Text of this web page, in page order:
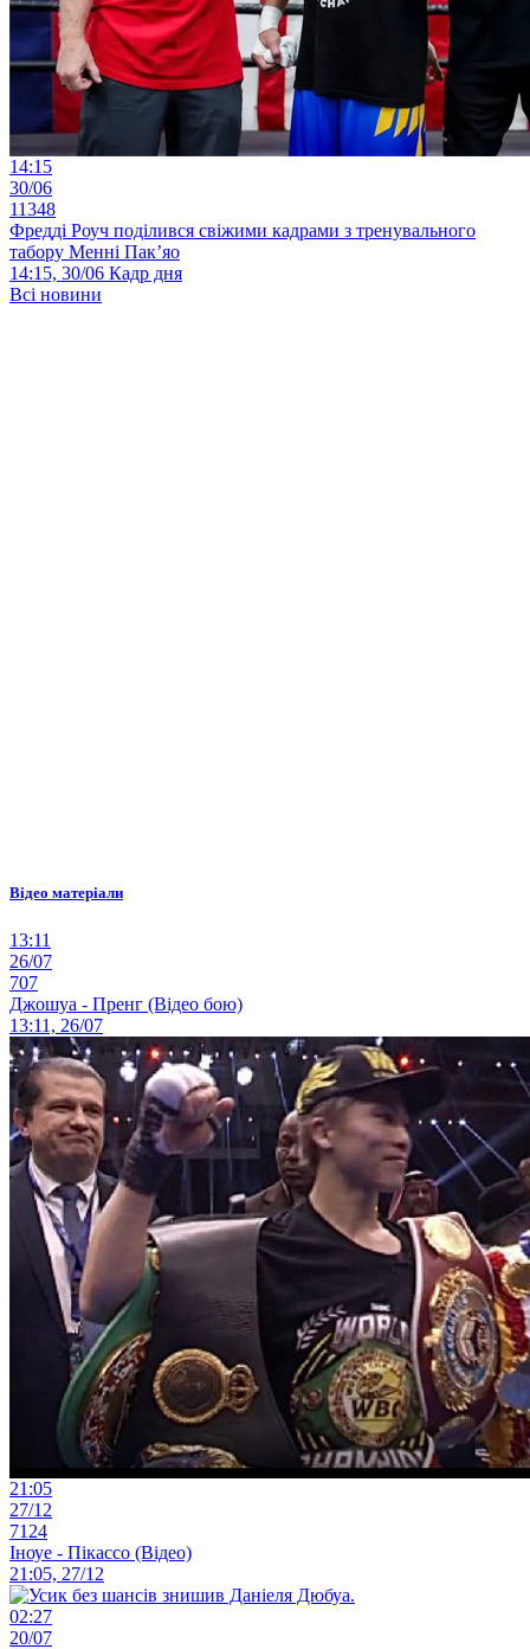
14:15
30/06
11348
Фредді Роуч поділився свіжими кадрами з тренувального
табору Менні Пак’яо
14:15, 30/06 Кадр дня
Всі новини
Відео матеріали
13:11
26/07
707
Джошуа - Пренг (Відео бою)
13:11, 26/07
21:05
27/12
7124
Іноуе - Пікассо (Відео)
21:05, 27/12
02:27
20/07